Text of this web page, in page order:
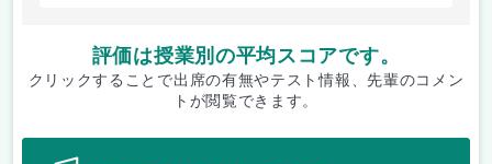
評価は授業別の平均スコアです。
クリックすることで出席の有無やテスト情報、先輩のコメン
トが閲覧できます。